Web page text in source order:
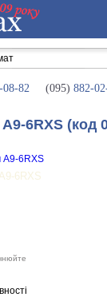
08-82 (095) 882-
A9-6RXS (код
6RXS